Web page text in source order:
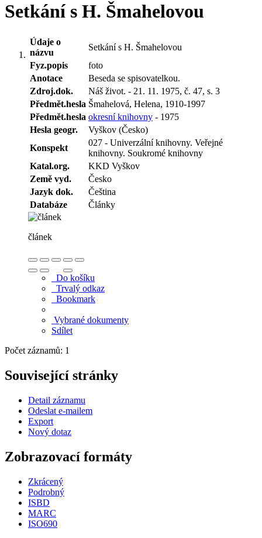
Setkání s H. Šmahelovou
Údaje o
názvu
Setkání s H. Šmahelovou
Fyz.popis
foto
Anotace
Beseda se spisovatelkou.
Zdroj.dok.
Náš život. - 21. 11. 1975, č. 47, s. 3
Předmět.hesla Šmahelová, Helena, 1910-1997
Předmět.hesla okresní knihovny - 1975
Hesla geogr.
Vyškov (Česko)
Konspekt
027 - Univerzální knihovny. Veřejné
knihovny. Soukromé knihovny
Katal.org.
KKD Vyškov
Země vyd.
Česko
Jazyk dok.
Čeština
Databáze
Články
článek
Do košíku
Trvalý odkaz
Bookmark
Vybrané dokumenty
Sdílet
Počet záznamů: 1
Související stránky
Detail záznamu
Odeslat e-mailem
Export
Nový dotaz
Zobrazovací formáty
Zkrácený
Podrobný
ISBD
MARC
ISO690